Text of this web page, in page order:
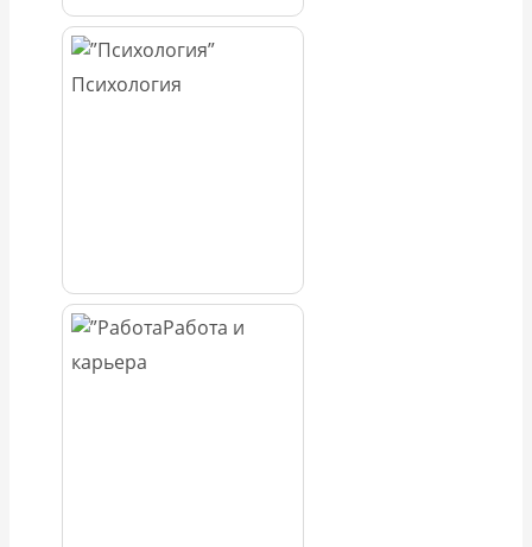
Психология
Работа и
карьера